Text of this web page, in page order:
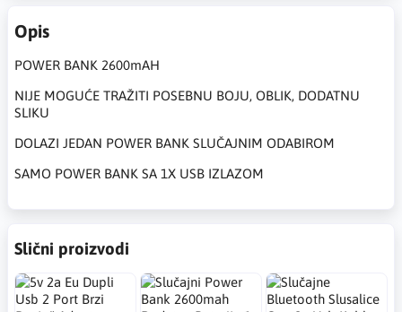
Opis
POWER BANK 2600mAH
NIJE MOGUĆE TRAŽITI POSEBNU BOJU, OBLIK, DODATNU
SLIKU
DOLAZI JEDAN POWER BANK SLUČAJNIM ODABIROM
SAMO POWER BANK SA 1X USB IZLAZOM
Slični proizvodi